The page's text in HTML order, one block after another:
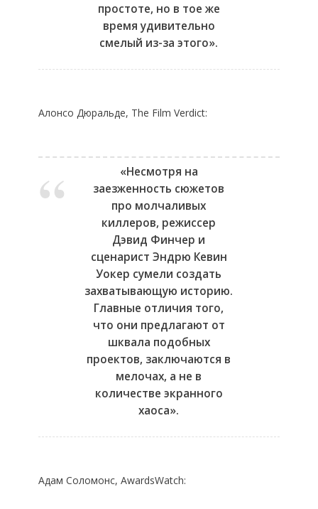
простоте, но в тое же
время удивительно
смелый из-за этого».
Алонсо Дюральде, The Film Verdict:
«Несмотря на
заезженность сюжетов
про молчаливых
киллеров, режиссер
Дэвид Финчер и
сценарист Эндрю Кевин
Уокер сумели создать
захватывающую историю.
Главные отличия того,
что они предлагают от
шквала подобных
проектов, заключаются в
мелочах, а не в
количестве экранного
хаоса».
Адам Соломонс, AwardsWatch: